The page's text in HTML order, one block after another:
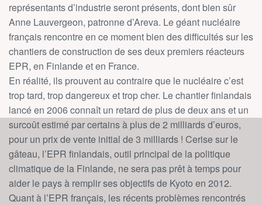
représentants d’industrie seront présents, dont bien sûr
Anne Lauvergeon, patronne d’Areva. Le géant nucléaire
français rencontre en ce moment bien des difficultés sur les
chantiers de construction de ses deux premiers réacteurs
EPR, en Finlande et en France.
En réalité, ils prouvent au contraire que le nucléaire c’est
trop tard, trop dangereux et trop cher. Le chantier finlandais
lancé en 2006 connaît un retard de plus de deux ans et un
surcoût estimé par certains à plus de 2 milliards d’euros,
pour un prix de vente initial de 3 milliards ! Cerise sur le
gâteau, l’EPR finlandais, outil principal de la politique
climatique de la Finlande, ne sera pas prêt à temps pour
aider le pays à remplir ses objectifs de Kyoto en 2012.
Quant à l’EPR français, les récents problèmes rencontrés